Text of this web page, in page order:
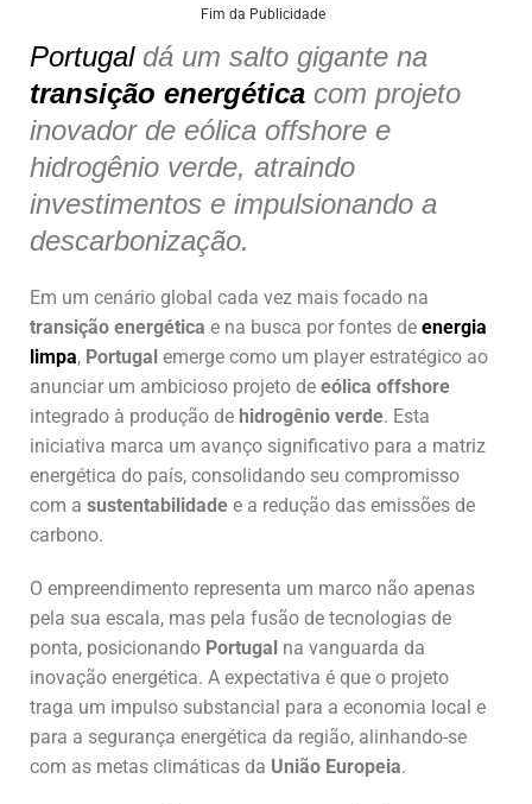
s
A
p
p
e
b
o
o
k
e
dI
n
ai
l
ar
e
Fim da Publicidade
Portugaldá um salto gigante na
transição energética com projeto
inovador de eólica offshore e
hidrogênio verde, atraindo
investimentos e impulsionando a
descarbonização.
Em um cenário global cada vez mais focado na
transição energética e na busca por fontes de energia
limpa, Portugal emerge como um player estratégico ao
anunciar um ambicioso projeto de eólica offshore
integrado à produção de hidrogênio verde. Esta
iniciativa marca um avanço significativo para a matriz
energética do país, consolidando seu compromisso
com a sustentabilidade e a redução das emissões de
carbono.
O empreendimento representa um marco não apenas
pela sua escala, mas pela fusão de tecnologias de
ponta, posicionando Portugal na vanguarda da
inovação energética. A expectativa é que o projeto
traga um impulso substancial para a economia local e
para a segurança energética da região, alinhando-se
com as metas climáticas da União Europeia.